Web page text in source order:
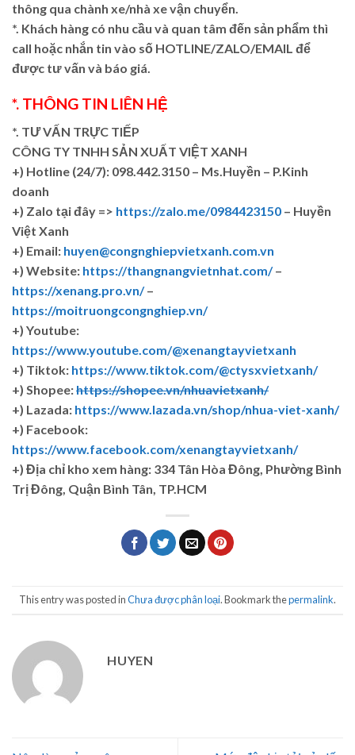
thông qua chành xe/nhà xe vận chuyển.
*. Khách hàng có nhu cầu và quan tâm đến sản phẩm thì
call hoặc nhắn tin vào số HOTLINE/ZALO/EMAIL để
được tư vấn và báo giá.
*. THÔNG TIN LIÊN HỆ
*. TƯ VẤN TRỰC TIẾP
CÔNG TY TNHH SẢN XUẤT VIỆT XANH
+) Hotline (24/7): 098.442.3150 – Ms.Huyền – P.Kinh
doanh
+) Zalo tại đây => https://zalo.me/0984423150 – Huyền
Việt Xanh
+) Email: huyen@congnghiepvietxanh.com.vn
+) Website: https://thangnangvietnhat.com/–
https://xenang.pro.vn/–
https://moitruongcongnghiep.vn/
+) Youtube:
https://www.youtube.com/@xenangtayvietxanh
+) Tiktok: https://www.tiktok.com/@ctysxvietxanh/
+) Shopee:https://shopee.vn/nhuavietxanh/
+) Lazada: https://www.lazada.vn/shop/nhua-viet-xanh/
+) Facebook:
https://www.facebook.com/xenangtayvietxanh/
+) Địa chỉ kho xem hàng: 334 Tân Hòa Đông, Phường Bình
Trị Đông, Quận Bình Tân, TP.HCM
This entry was posted inChưa được phân loại. Bookmark thepermalink.
HUYEN